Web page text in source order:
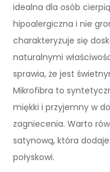
idealna dla osób
hipoalergiczna i nie
charakteryzuje się
naturalnymi
sprawia, że jest
Mikrofibra to
miękki i przyjemny w
zagniecenia. Warto
satynową, która
połyskowi.